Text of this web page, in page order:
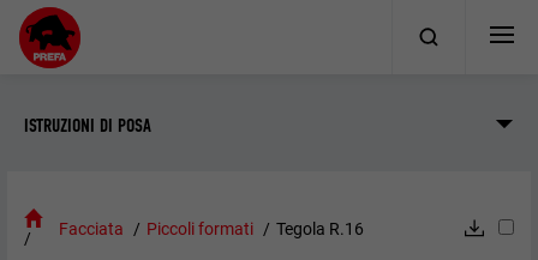
ISTRUZIONI DI POSA
Facciata Piccoli formati Tegola R.16